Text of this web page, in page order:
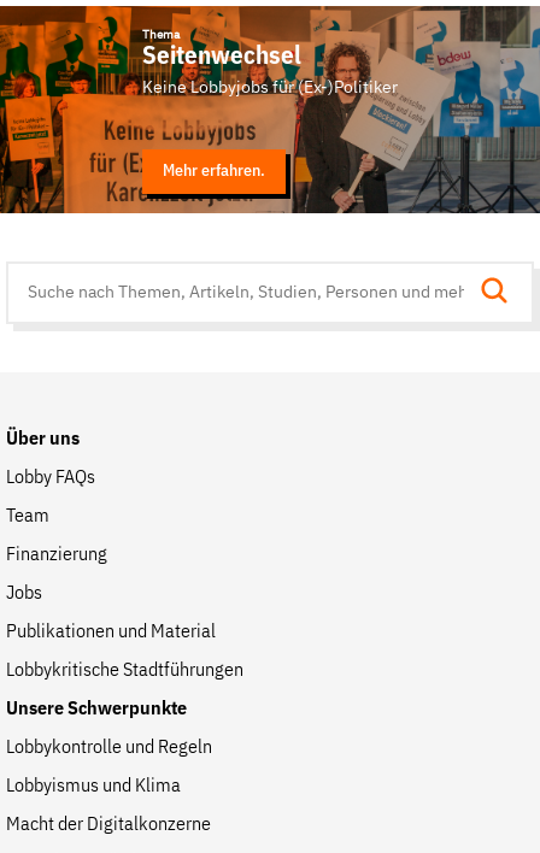
Thema
Seitenwechsel
Keine Lobbyjobs für (Ex-)Politiker
Mehr erfahren.
Über uns
Lobby FAQs
Team
Finanzierung
Jobs
Publikationen und Material
Lobbykritische Stadtführungen
Unsere Schwerpunkte
Lobbykontrolle und Regeln
Lobbyismus und Klima
Macht der Digitalkonzerne